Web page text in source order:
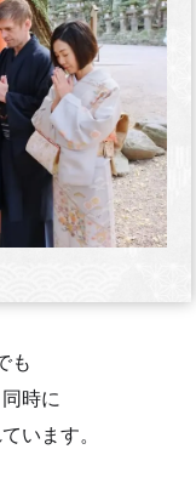
も
時に
います。